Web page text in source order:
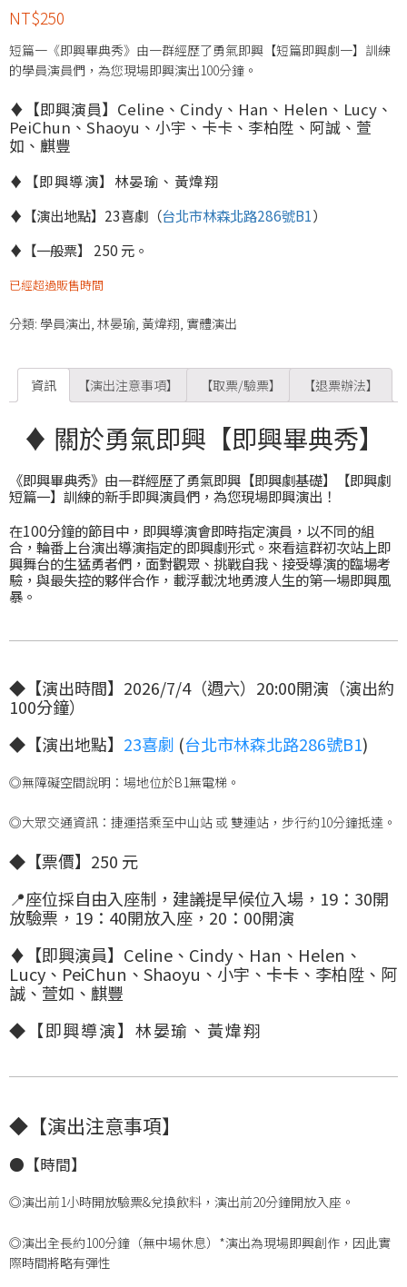
NT$250
短篇一《即興畢典秀》由一群經歷了勇氣即興【短篇即興劇一】訓練
的學員演員們，為您現場即興演出100分鐘。
♦【即興演員】 Celine、Cindy、Han、Helen、Lucy、
PeiChun、 Shaoyu、小宇、卡卡、李柏陞、阿誠、萱
如、麒豐
♦【即興導演】林晏瑜、黃煒翔
♦【演出地點】23喜劇（台北市林森北路286號B1）
♦ 【一般票】 250 元。
已經超過販售時間
分類: 學員演出 林晏瑜 黃煒翔 實體演出
資訊 【演出注意事項】 【取票/驗票】 【退票辦法】
♦ 關於勇氣即興【即興畢典秀】
《即興畢典秀》由一群經歷了勇氣即興【即興劇基礎】【即興劇
短篇一】訓練的新手即興演員們，為您現場即興演出！
在100分鐘的節目中，即興導演會即時指定演員，以不同的組
合，輪番上台演出導演指定的即興劇形式。來看這群初次站上即
興舞台的生猛勇者們，面對觀眾、挑戰自我、接受導演的臨場考
驗，與最失控的夥伴合作，載浮載沈地勇渡人生的第一場即興風
暴。
◆【演出時間】2026/7/4（週六）20:00開演（演出約
100分鐘）
◆【演出地點】 23喜劇 (台北市林森北路286號B1)
◎無障礙空間說明：場地位於B1無電梯。
◎大眾交通資訊：捷運搭乘至中山站 或 雙連站，步行約10分鐘抵達。
◆ 【票價】250 元
📍座位採自由入座制，建議提早候位入場，19：30開
放驗票，19：40開放入座，20：00開演
♦【即興演員】 Celine、Cindy、Han、Helen、
Lucy、PeiChun、 Shaoyu、小宇、卡卡、李柏陞、阿
誠、萱如、麒豐
◆【即興導演】林晏瑜、 黃煒翔
◆【演出注意事項】
●【時間】
◎演出前1小時開放驗票&兌換飲料，演出前20分鐘開放入座。
◎演出全長約100分鐘（無中場休息）*演出為現場即興創作，因此實
際時間將略有彈性